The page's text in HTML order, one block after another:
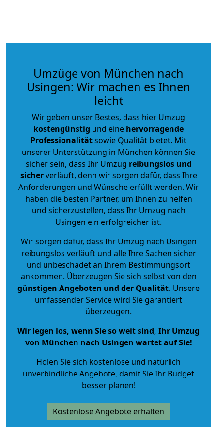
Umzüge von München nach
Usingen: Wir machen es Ihnen
leicht
Wir geben unser Bestes, dass hier Umzug
kostengünstig und eine hervorragende
Professionalitätsowie Qualität bietet. Mit
unserer Unterstützung in München können Sie
sicher sein, dass Ihr Umzug reibungslos und
sicherverläuft, denn wir sorgen dafür, dass Ihre
Anforderungen und Wünsche erfüllt werden. Wir
haben die besten Partner, um Ihnen zu helfen
und sicherzustellen, dass Ihr Umzug nach
Usingen ein erfolgreicher ist.
Wir sorgen dafür, dass Ihr Umzug nach Usingen
reibungslos verläuft und alle Ihre Sachen sicher
und unbeschadet an Ihrem Bestimmungsort
ankommen. Überzeugen Sie sich selbst von den
günstigen Angeboten und der Qualität. Unsere
umfassender Service wird Sie garantiert
überzeugen.
Wir legen los, wenn Sie so weit sind, Ihr Umzug
von München nach Usingen wartet auf Sie!
Holen Sie sich kostenlose und natürlich
unverbindliche Angebote, damit Sie Ihr Budget
besser planen!
Kostenlose Angebote erhalten